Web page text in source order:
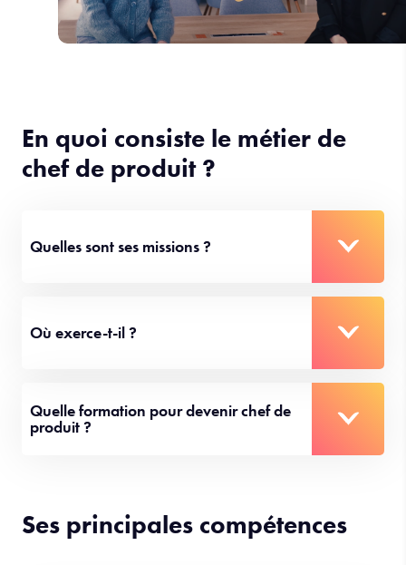
En quoi consiste le métier de
chef de produit ?
Quelles sont ses missions ?
Où exerce-t-il ?
Quelle formation pour devenir chef de
produit ?
Ses principales compétences